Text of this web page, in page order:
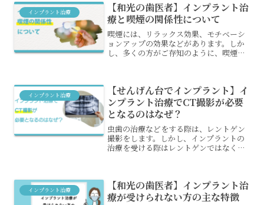
インプラント治療
【和光の歯医者】インプラント治
療と喫煙の関係性について
喫煙には、リラックス効果、モチベーシ
ョンアップの効果などがあります。しか
し、多くの方がご存知のように、喫煙に
プラント治療と喫煙の関係...
インプラント治療
【せんげん台でインプラント】イ
ンプラント治療でCT撮影が必要
となるのはなぜ？
虫歯の治療などをする際は、レントゲン
撮影をします。しかし、インプラントの
治療を受ける際はレントゲンではなく、
しょうか？CT撮影の...
インプラント治療
【和光の歯医者】インプラント治
療が受けられない方の主な特徴